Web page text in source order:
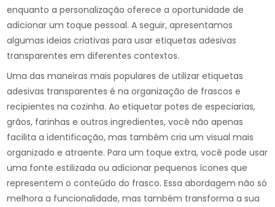
enquanto a personalização oferece a oportunidade de
adicionar um toque pessoal. A seguir, apresentamos
algumas ideias criativas para usar etiquetas adesivas
transparentes em diferentes contextos.
Uma das maneiras mais populares de utilizar etiquetas
adesivas transparentes é na organização de frascos e
recipientes na cozinha. Ao etiquetar potes de especiarias,
grãos, farinhas e outros ingredientes, você não apenas
facilita a identificação, mas também cria um visual mais
organizado e atraente. Para um toque extra, você pode usar
uma fonte estilizada ou adicionar pequenos ícones que
representem o conteúdo do frasco. Essa abordagem não só
melhora a funcionalidade, mas também transforma a sua